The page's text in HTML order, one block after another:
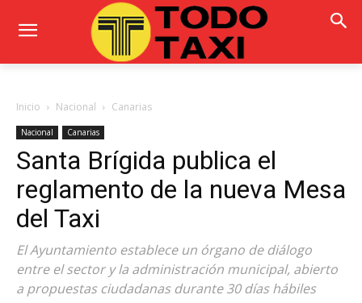
Inicio Nacional Canarias
Nacional Canarias
Santa Brígida publica el
reglamento de la nueva Mesa
del Taxi
El Ayuntamiento establece un órgano de diálogo
entre el sector y la administración municipal, abierto
a propuestas ciudadanas durante 30 días hábiles